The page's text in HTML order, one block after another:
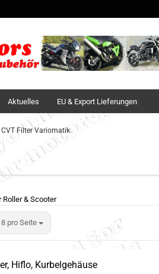
Sprache
Aktuelles EU & Export Lieferungen
CVT Filter Variomatik
& Scooter
8 pro Seite
Hiflo, Kurbelgehäuse